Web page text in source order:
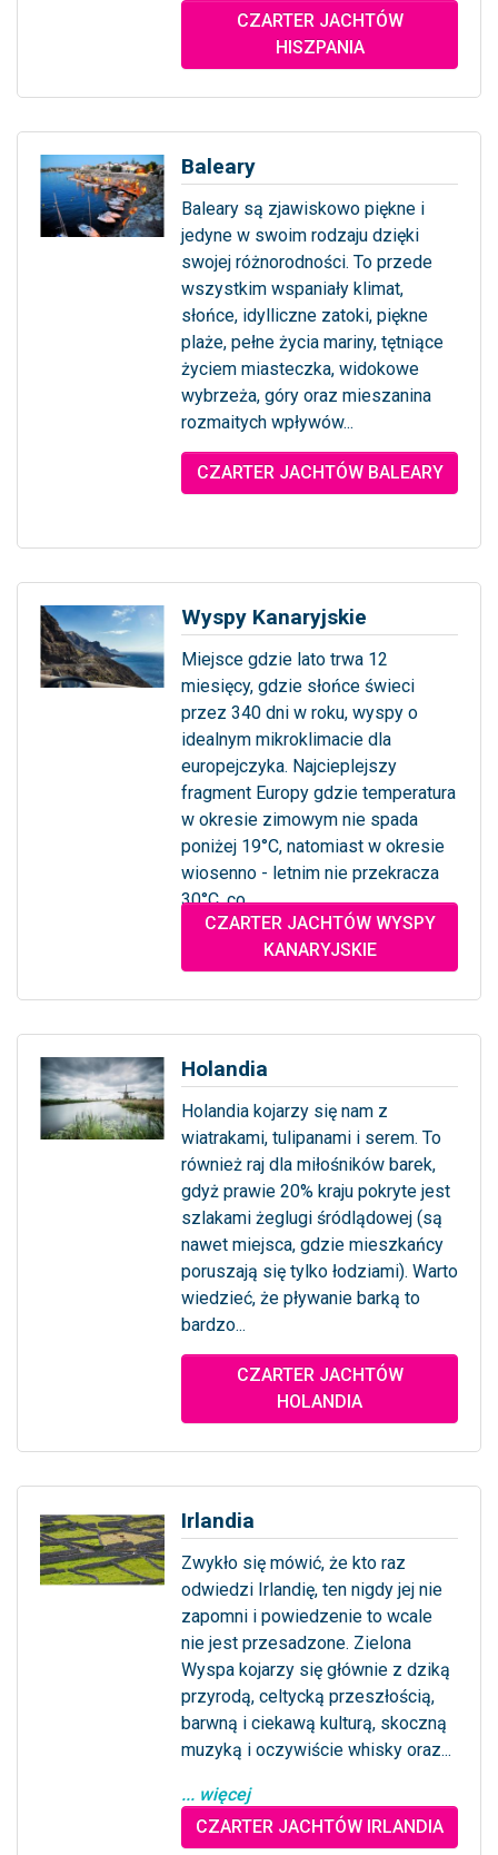
CZARTER JACHTÓW
HISZPANIA
Baleary
Baleary są zjawiskowo piękne i
jedyne w swoim rodzaju dzięki
swojej różnorodności. To przede
wszystkim wspaniały klimat,
słońce, idylliczne zatoki, piękne
plaże, pełne życia mariny, tętniące
życiem miasteczka, widokowe
wybrzeża, góry oraz mieszanina
rozmaitych wpływów...
... więcej
CZARTER JACHTÓW BALEARY
Wyspy Kanaryjskie
Miejsce gdzie lato trwa 12
miesięcy, gdzie słońce świeci
przez 340 dni w roku, wyspy o
idealnym mikroklimacie dla
europejczyka. Najcieplejszy
fragment Europy gdzie temperatura
w okresie zimowym nie spada
poniżej 19°C, natomiast w okresie
wiosenno - letnim nie przekracza
30°C, co...
CZARTER JACHTÓW WYSPY
KANARYJSKIE
Holandia
Holandia kojarzy się nam z
wiatrakami, tulipanami i serem. To
również raj dla miłośników barek,
gdyż prawie 20% kraju pokryte jest
szlakami żeglugi śródlądowej (są
nawet miejsca, gdzie mieszkańcy
poruszają się tylko łodziami). Warto
wiedzieć, że pływanie barką to
bardzo...
... więcejCZARTER JACHTÓW
HOLANDIA
Irlandia
Zwykło się mówić, że kto raz
odwiedzi Irlandię, ten nigdy jej nie
zapomni i powiedzenie to wcale
nie jest przesadzone. Zielona
Wyspa kojarzy się głównie z dziką
przyrodą, celtycką przeszłością,
barwną i ciekawą kulturą, skoczną
muzyką i oczywiście whisky oraz...
... więcej
CZARTER JACHTÓW IRLANDIA